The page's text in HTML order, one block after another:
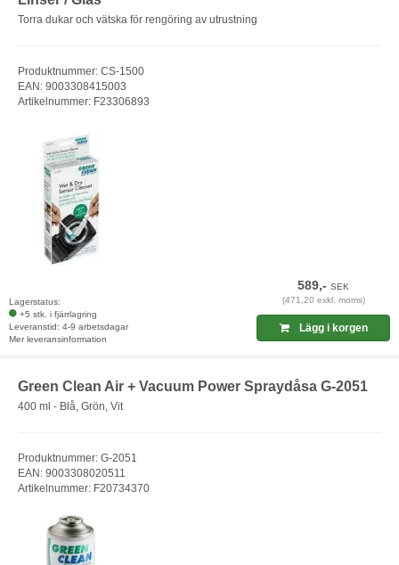
Torra dukar och vätska för rengöring av utrustning
Produktnummer: CS-1500
EAN: 9003308415003
Artikelnummer: F23306893
Lagerstatus:
+5 stk. i fjärrlagring
Leveranstid: 4-9 arbetsdagar
Mer leveransinformation
589,-SEK
(471,20 exkl. moms)
Lägg i korgen
Green Clean Air + Vacuum Power Spraydåsa G-2051
400 ml - Blå, Grön, Vit
Produktnummer: G-2051
EAN: 9003308020511
Artikelnummer: F20734370